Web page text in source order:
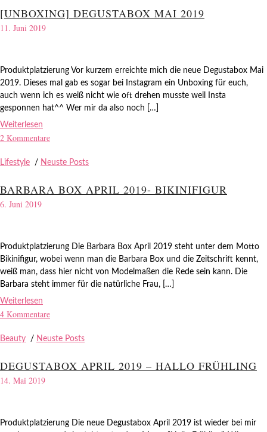
[UNBOXING] DEGUSTABOX MAI 2019
11. Juni 2019
Produktplatzierung Vor kurzem erreichte mich die neue Degustabox Mai
2019. Dieses mal gab es sogar bei Instagram ein Unboxing für euch,
auch wenn ich es weiß nicht wie oft drehen musste weil Insta
gesponnen hat^^ Wer mir da also noch […]
Weiterlesen
2 Kommentare
Lifestyle / Neuste Posts
BARBARA BOX APRIL 2019- BIKINIFIGUR
6. Juni 2019
Produktplatzierung Die Barbara Box April 2019 steht unter dem Motto
Bikinifigur, wobei wenn man die Barbara Box und die Zeitschrift kennt,
weiß man, dass hier nicht von Modelmaßen die Rede sein kann. Die
Barbara steht immer für die natürliche Frau, […]
Weiterlesen
4 Kommentare
Beauty / Neuste Posts
DEGUSTABOX APRIL 2019 – HALLO FRÜHLING
14. Mai 2019
Produktplatzierung Die neue Degustabox April 2019 ist wieder bei mir